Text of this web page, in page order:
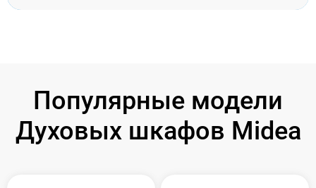
Популярные модели
Духовых шкафов Midea